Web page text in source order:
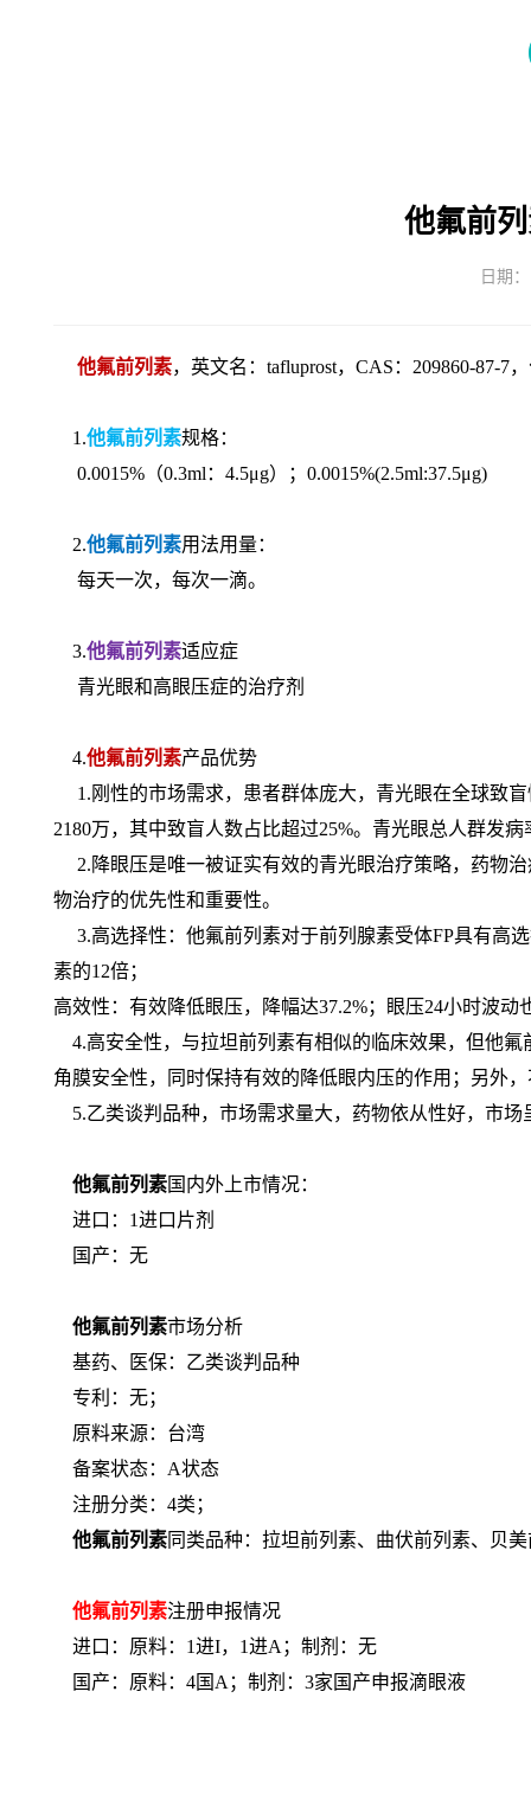
他氟前
日期：
他氟前列素，英文名：tafluprost， CAS：209860-87-7
1.他氟前列素规格：
0.0015%（0.3ml：4.5μg）；0.0015%(2.5ml:37.5μg)
2.他氟前列素用法用量：
每天一次，每次一滴。
3.他氟前列素适应症
青光眼和高眼压症的治疗剂
4.他氟前列素产品优势
1.刚性的市场需求，患者群体庞大，青光眼在全球致盲
2180万，其中致盲人数占比超过25%。青光眼总人群发
2.降眼压是唯一被证实有效的青光眼治疗策略，药物
物治疗的优先性和重要性。
3.高选择性：他氟前列素对于前列腺素受体FP具有高
素的12倍；
高效性：有效降低眼压，降幅达37.2%；眼压24小时波
4.高安全性，与拉坦前列素有相似的临床效果，但他
角膜安全性，同时保持有效的降低眼内压的作用；另外
5.乙类谈判品种，市场需求量大，药物依从性好，市场
他氟前列素国内外上市情况：
进口：1进口片剂
国产：无
他氟前列素市场分析
基药、医保：乙类谈判品种
专利：无；
原料来源：台湾
备案状态：A状态
注册分类：4类；
他氟前列素同类品种：拉坦前列素、曲伏前列素、贝
他氟前列素注册申报情况
进口：原料：1进I，1进A；制剂：无
国产：原料：4国A；制剂：3家国产申报滴眼液